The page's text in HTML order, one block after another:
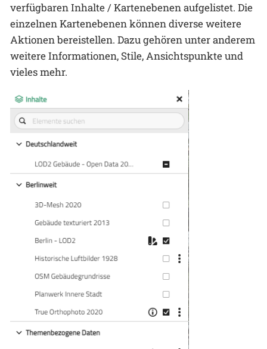
verfügbaren Inhalte / Kartenebenen aufgelistet. Die
einzelnen Kartenebenen können diverse weitere
Aktionen bereistellen. Dazu gehören unter anderem
weitere Informationen, Stile, Ansichtspunkte und
vieles mehr.